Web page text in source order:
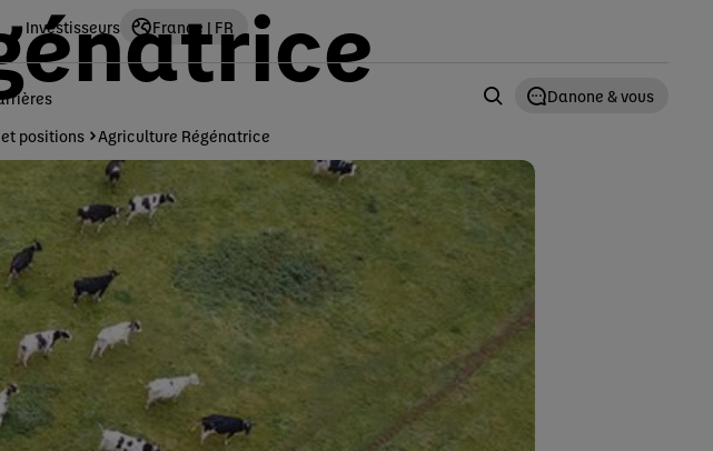
Investisseurs France | FR
Danone & vous
positions Agriculture Régénatrice